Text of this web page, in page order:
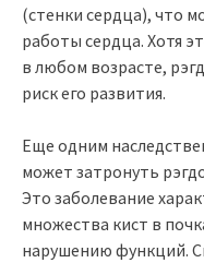
(стенки сердца), что
работы сердца. Хотя
в любом возрасте,
риск его развития.
Еще одним
может затронуть
Это заболевание
множества кист в
нарушению функций.